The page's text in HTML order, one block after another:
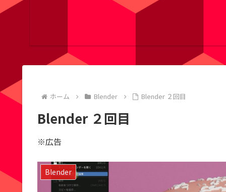
ホーム Blender Blender ２回目
Blender ２回目
※広告
Blender